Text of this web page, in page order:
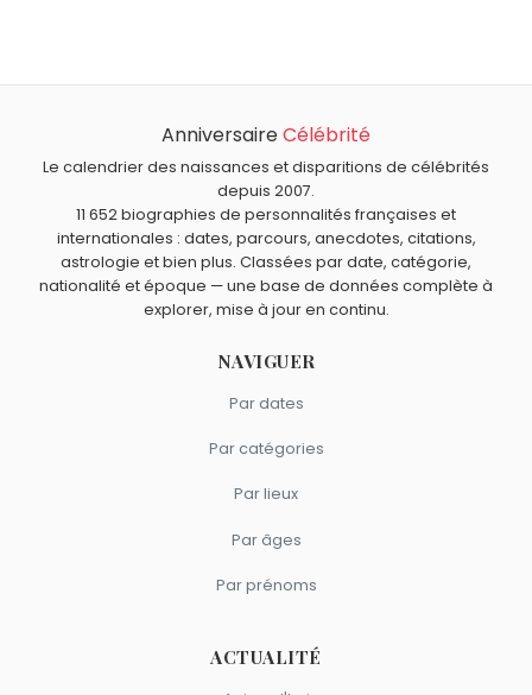
Laurence Ostolaza,Franck Ferrand,Thierry Adam
Christophe Barbiersont nés en 1967.
Quels journalistes français sont du signe Gémeaux
comme Christophe Delay ?
Élise Lucet, Philippe Manœuvre,Laurence Ostolaza
SacchietCatherine Ceylacsont du signe Gémeaux.
AnniversaireCélébrité
Le calendrier des naissances et disparitions de célébrités
depuis 2007.
11 652 biographies de personnalités françaises et
internationales : dates, parcours, anecdotes, citations,
astrologie et bien plus. Classées par date, catégorie,
nationalité et époque — une base de données complète à
explorer, mise à jour en continu.
NAVIGUER
Par dates
Par catégories
Par lieux
Par âges
Par prénoms
ACTUALITÉ